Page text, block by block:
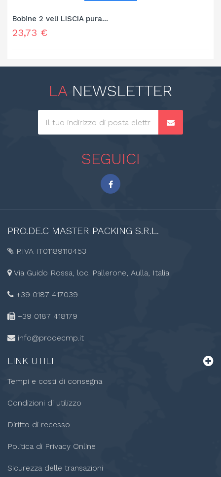
Bobine 2 veli LISCIA pura...
Prezzo
23,73 €
LA NEWSLETTER
SEGUICI
PRO.DE.C MASTER PACKING S.R.L.
P.IVA IT01189110453
Via Guido Rossa, loc. Pallerone, Aulla, Italia
+39 0187 417039
+39 0187 418179
info@prodecmp.it
LINK UTILI
Tempi e costi di consegna
Condizioni di utilizzo
Diritto di recesso
Politica di Privacy Online
Sicurezza delle transazioni